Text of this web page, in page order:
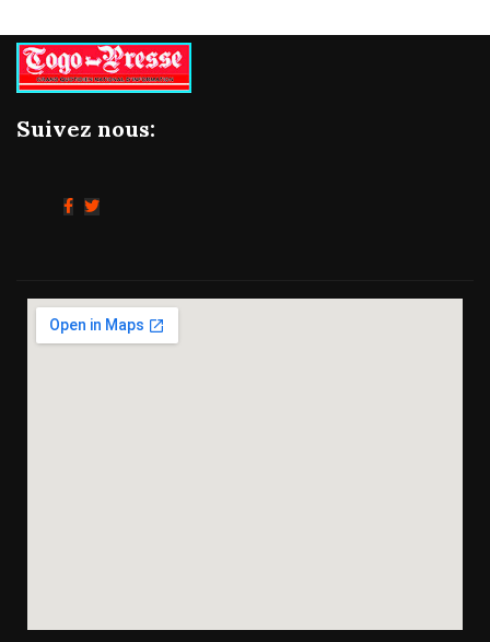
Suivez nous: